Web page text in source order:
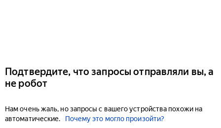
Подтвердите, что запросы отправляли вы, а
не робот
Нам очень жаль, но запросы с вашего устройства похожи на
автоматические.
Почему это могло произойти?